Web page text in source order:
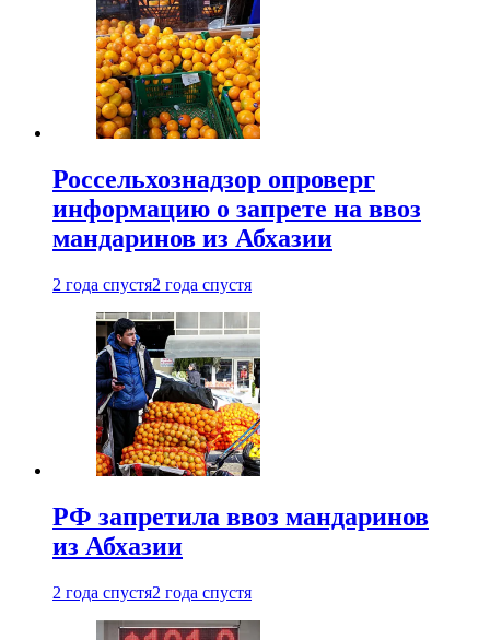
Россельхознадзор опроверг
информацию о запрете на ввоз
мандаринов из Абхазии
2 года спустя2 года спустя
РФ запретила ввоз мандаринов
из Абхазии
2 года спустя2 года спустя